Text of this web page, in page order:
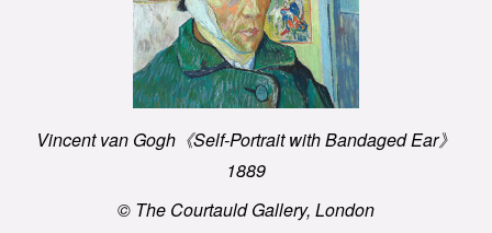
Vincent van Gogh《Self-Portrait with Bandaged Ear》
1889
© The Courtauld Gallery, London